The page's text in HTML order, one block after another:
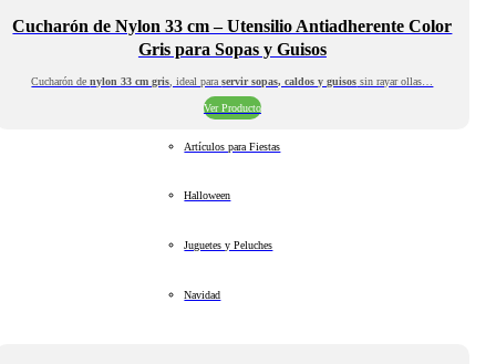
Cucharón de Nylon 33 cm – Utensilio Antiadherente Color
Gris para Sopas y Guisos
Cucharón denylon 33 cm gris , ideal paraservir sopas, caldos y guisos sin rayar ollas…
Ver Producto
Artículos para Fiestas
Halloween
Juguetes y Peluches
Navidad